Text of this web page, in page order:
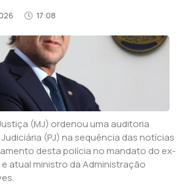
17:08
(MJ) ordenou uma auditoria
(PJ) na sequência das notícias
desta polícia no mandato do ex-
atual ministro da Administração